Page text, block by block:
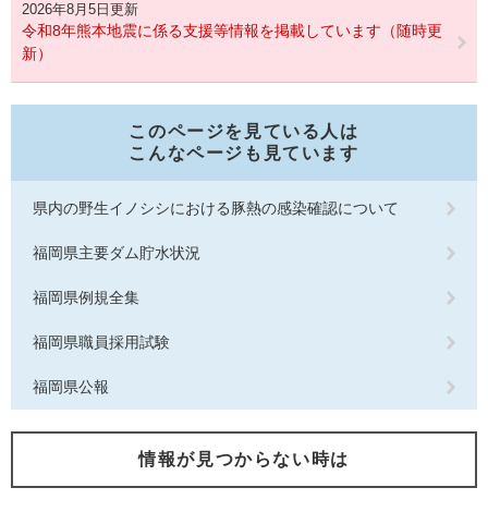
2026年8月5日更新
令和8年熊本地震に係る支援等情報を掲載しています（随時更
新）
このページを見ている人は
こんなページも見ています
県内の野生イノシシにおける豚熱の感染確認について
福岡県主要ダム貯水状況
福岡県例規全集
福岡県職員採用試験
福岡県公報
情報が見つからない時は